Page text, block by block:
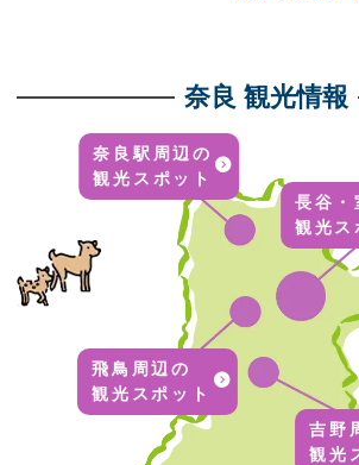
奈良 観光情報
奈良駅周辺の
観光スポット
長谷・
観光ス
飛鳥周辺の
観光スポット
吉野
観光